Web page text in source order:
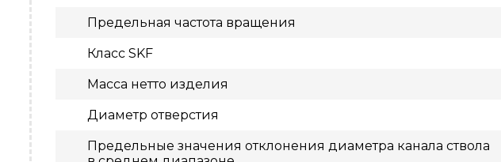
Предельная частота вращения
Класс SKF
Масса нетто изделия
Диаметр отверстия
Предельные значения отклонения диаметра канала ствола